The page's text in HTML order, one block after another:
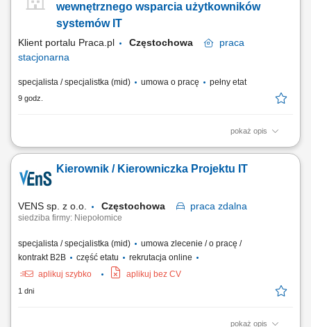
wewnętrznego wsparcia użytkowników
systemów IT
Klient portalu Praca.pl Częstochowa
praca
stacjonarna
specjalista / specjalistka (mid) umowa o pracę pełny etat
9 godz.
pokaż opis
Wsparcie użytkowników w rozwiązywaniu problemów związanych ze
urządzeń IT. Instalacja i aktualizacja oprogramowania. Konfiguracja
oraz relokacja sprzętu komputerowego między lokalizacjami. Dbanie o
Kierownik / Kierowniczka Projektu IT
VENS sp. z o.o. Częstochowa praca zdalna
siedziba firmy: Niepołomice
specjalista / specjalistka (mid)
umowa zlecenie / o pracę /
kontrakt B2B
część etatu
rekrutacja online
aplikuj szybko
aplikuj bez CV
1 dni
pokaż opis